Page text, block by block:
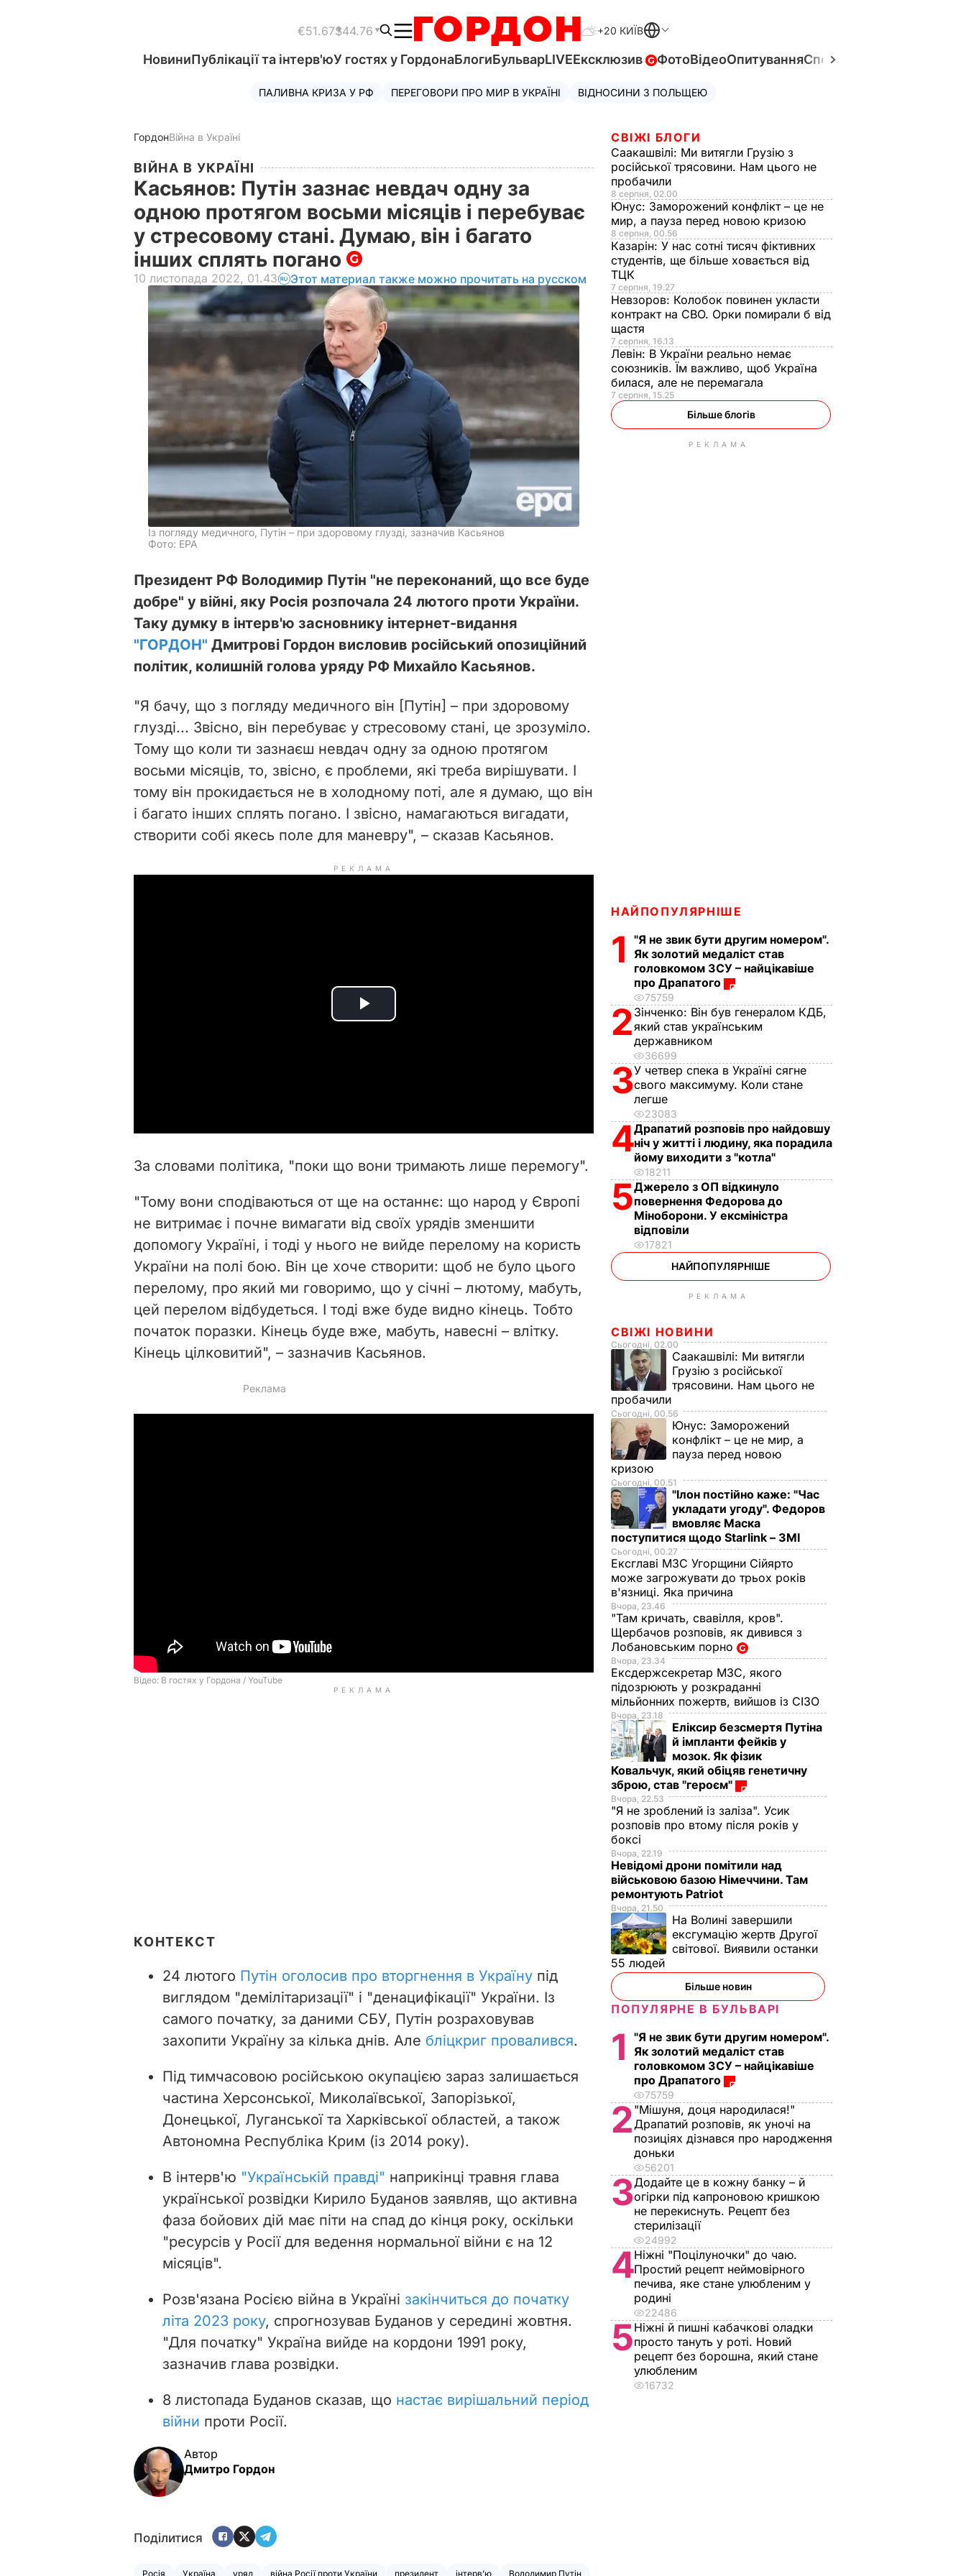
€51.67$44.76 +20 КИЇВ
НовиниПублікації та інтерв'юУ гостях у ГордонаБлогиБульварLIVEЕксклюзив ФотоВідеоОпитуванняСпецпроєкти
ПАЛИВНА КРИЗА У РФ ПЕРЕГОВОРИ ПРО МИР В УКРАЇНІ ВІДНОСИНИ З ПОЛЬЩЕЮ
ГордонВійна в Україні
ВІЙНА В УКРАЇНІ
Касьянов: Путін зазнає невдач одну за
одною протягом восьми місяців і перебуває
у стресовому стані. Думаю, він і багато
інших сплять погано
10 листопада 2022, 01.43 Этот материал также можно прочитать на русском
Із погляду медичного, Путін – при здоровому глузді, зазначив Касьянов
Фото: EPA
Президент РФ Володимир Путін "не переконаний, що все буде
добре" у війні, яку Росія розпочала 24 лютого проти України.
Таку думку в інтерв'ю засновнику інтернет-видання
"ГОРДОН" Дмитрові Гордон висловив російський опозиційний
політик, колишній голова уряду РФ Михайло Касьянов.
"Я бачу, що з погляду медичного він [Путін] – при здоровому
глузді... Звісно, він перебуває у стресовому стані, це зрозуміло.
Тому що коли ти зазнаєш невдач одну за одною протягом
восьми місяців, то, звісно, є проблеми, які треба вирішувати. І
тому він прокидається не в холодному поті, але я думаю, що він
і багато інших сплять погано. І звісно, намагаються вигадати,
створити собі якесь поле для маневру", – сказав Касьянов.
РЕКЛАМА
P
d
e
o
За словами політика, "поки що вони тримають лише перемогу".
"Тому вони сподіваються от ще на останнє: що народ у Європі
не витримає і почне вимагати від своїх урядів зменшити
допомогу Україні, і тоді у нього не вийде перелому на користь
України на полі бою. Він це хоче створити: щоб не було цього
перелому, про який ми говоримо, що у січні – лютому, мабуть,
цей перелом відбудеться. І тоді вже буде видно кінець. Тобто
початок поразки. Кінець буде вже, мабуть, навесні – влітку.
Кінець цілковитий", – зазначив Касьянов.
РЕКЛАМА
КОНТЕКСТ
24 лютого Путін оголосив про вторгнення в Україну під
виглядом "демілітаризації" і "денацифікації" України. Із
самого початку, за даними СБУ, Путін розраховував
захопити Україну за кілька днів. Але бліцкриг провалився.
Під тимчасовою російською окупацією зараз залишається
частина Херсонської, Миколаївської, Запорізької,
Донецької, Луганської та Харківської областей, а також
Автономна Республіка Крим (із 2014 року).
В інтерв'ю "Українській правді" наприкінці травня глава
української розвідки Кирило Буданов заявляв, що активна
фаза бойових дій має піти на спад до кінця року, оскільки
"ресурсів у Росії для ведення нормальної війни є на 12
місяців".
Розв'язана Росією війна в Україні закінчиться до початку
літа 2023 року, спрогнозував Буданов у середині жовтня.
"Для початку" Україна вийде на кордони 1991 року,
зазначив глава розвідки.
8 листопада Буданов сказав, що настає вирішальний період
війни проти Росії.
Автор
Дмитро Гордон
Поділитися
Росія Україна уряд війна Росії проти України президент інтерв’ю Володимир Путін
СВІЖІ БЛОГИ
Саакашвілі: Ми витягли Грузію з
російської трясовини. Нам цього не
пробачили
8 серпня, 02.00
Юнус: Заморожений конфлікт – це не
мир, а пауза перед новою кризою
8 серпня, 00.56
Казарін: У нас сотні тисяч фіктивних
студентів, ще більше ховається від
ТЦК
7 серпня, 19.27
Невзоров: Колобок повинен укласти
контракт на СВО. Орки помирали б від
щастя
7 серпня, 16.13
Левін: В України реально немає
союзників. Їм важливо, щоб Україна
билася, але не перемагала
7 серпня, 15.25
Більше блогів
РЕКЛАМА
НАЙПОПУЛЯРНІШЕ
1
"Я не звик бути другим номером".
Як золотий медаліст став
головкомом ЗСУ – найцікавіше
про Драпатого
75759
2 Зінченко: Він був генералом КДБ,
який став українським
державником
36699
3У четвер спека в Україні сягне
свого максимуму. Коли стане
легше
23083
4Драпатий розповів про найдовшу
ніч у житті і людину, яка порадила
йому виходити з "котла"
18211
5Джерело з ОП відкинуло
повернення Федорова до
Міноборони. У ексміністра
відповіли
17821
НАЙПОПУЛЯРНІШЕ
РЕКЛАМА
СВІЖІ НОВИНИ
Сьогодні, 02.00
Саакашвілі: Ми витягли
Грузію з російської
трясовини. Нам цього не
пробачили
Сьогодні, 00.56
Юнус: Заморожений
конфлікт – це не мир, а
пауза перед новою
кризою
Сьогодні, 00.51
"Ілон постійно каже: "Час
укладати угоду". Федоров
вмовляє Маска
поступитися щодо Starlink – ЗМІ
Сьогодні, 00.27
Ексглаві МЗС Угорщини Сійярто
може загрожувати до трьох років
в'язниці. Яка причина
Вчора, 23.46
"Там кричать, свавілля, кров".
Щербачов розповів, як дивився з
Лобановським порно
Вчора, 23.34
Ексдержсекретар МЗС, якого
підозрюють у розкраданні
мільйонних пожертв, вийшов із СІЗО
Вчора, 23.18
Еліксир безсмертя Путіна
й імпланти фейків у
мозок. Як фізик
Ковальчук, який обіцяв генетичну
зброю, став "героєм"
Вчора, 22.53
"Я не зроблений із заліза". Усик
розповів про втому після років у
боксі
Вчора, 22.19
Невідомі дрони помітили над
військовою базою Німеччини. Там
ремонтують Patriot
Вчора, 21.50
На Волині завершили
ексгумацію жертв Другої
світової. Виявили останки
55 людей
Більше новин
ПОПУЛЯРНЕ В БУЛЬВАРІ
1
"Я не звик бути другим номером".
Як золотий медаліст став
головкомом ЗСУ – найцікавіше
про Драпатого
75759
2 "Мішуня, доця народилася!"
Драпатий розповів, як уночі на
позиціях дізнався про народження
доньки
56201
3Додайте це в кожну банку – й
огірки під капроновою кришкою
не перекиснуть. Рецепт без
стерилізації
24992
4Ніжні "Поцілуночки" до чаю.
Простий рецепт неймовірного
печива, яке стане улюбленим у
родині
22486
5Ніжні й пишні кабачкові оладки
просто тануть у роті. Новий
рецепт без борошна, який стане
улюбленим
16732